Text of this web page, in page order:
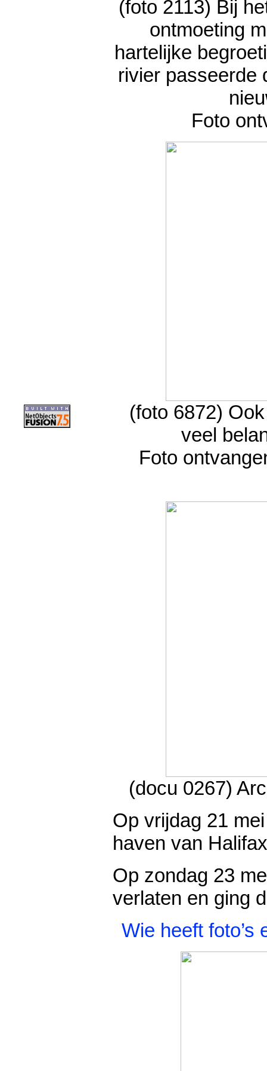
(foto 2113) Bij
ontmoeting
hartelijke
rivier passeerde
Foto
(foto 6872)
veel
Foto
(docu 0267)
Op vrijdag 21
haven van
Op zondag 23
verlaten en ging
Wie heeft foto’s